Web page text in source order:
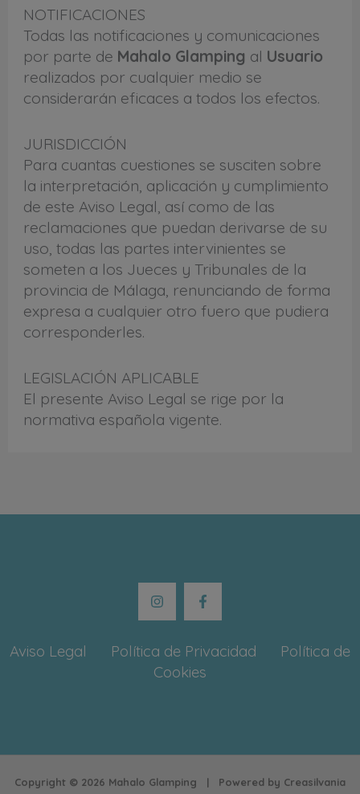
NOTIFICACIONES
Todas las notificaciones y comunicaciones
por parte de Mahalo Glamping al Usuario
realizados por cualquier medio se
considerarán eficaces a todos los efectos.
JURISDICCIÓN
Para cuantas cuestiones se susciten sobre
la interpretación, aplicación y cumplimiento
de este Aviso Legal, así como de las
reclamaciones que puedan derivarse de su
uso, todas las partes intervinientes se
someten a los Jueces y Tribunales de la
provincia de Málaga, renunciando de forma
expresa a cualquier otro fuero que pudiera
corresponderles.
LEGISLACIÓN APLICABLE
El presente Aviso Legal se rige por la
normativa española vigente.
Aviso Legal Política de Privacidad
Política de
Cookies
Copyright © 2026 Mahalo Glamping | Powered by Creasilvania